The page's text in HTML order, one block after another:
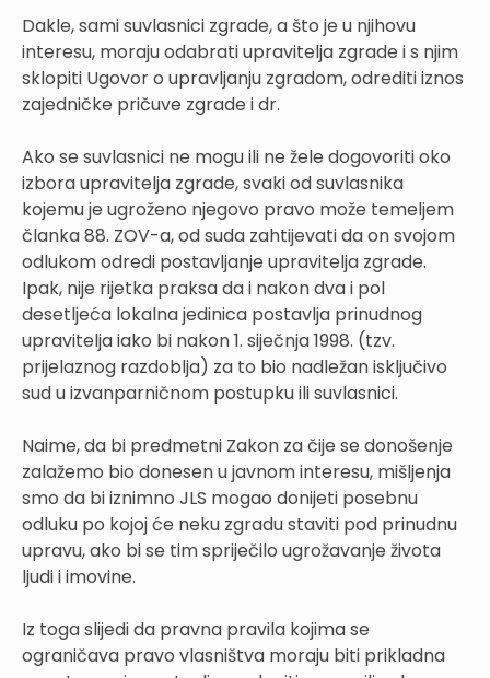
Dakle, sami suvlasnici zgrade, a što je u njihovu
interesu, moraju odabrati upravitelja zgrade i s njim
sklopiti Ugovor o upravljanju zgradom, odrediti iznos
zajedničke pričuve zgrade i dr.
Ako se suvlasnici ne mogu ili ne žele dogovoriti oko
izbora upravitelja zgrade, svaki od suvlasnika
kojemu je ugroženo njegovo pravo može temeljem
članka 88. ZOV-a, od suda zahtijevati da on svojom
odlukom odredi postavljanje upravitelja zgrade.
Ipak, nije rijetka praksa da i nakon dva i pol
desetljeća lokalna jedinica postavlja prinudnog
upravitelja iako bi nakon 1. siječnja 1998. (tzv.
prijelaznog razdoblja) za to bio nadležan isključivo
sud u izvanparničnom postupku ili suvlasnici.
Naime, da bi predmetni Zakon za čije se donošenje
zalažemo bio donesen u javnom interesu, mišljenja
smo da bi iznimno JLS mogao donijeti posebnu
odluku po kojoj će neku zgradu staviti pod prinudnu
upravu, ako bi se tim spriječilo ugrožavanje života
ljudi i imovine.
Iz toga slijedi da pravna pravila kojima se
ograničava pravo vlasništva moraju biti prikladna